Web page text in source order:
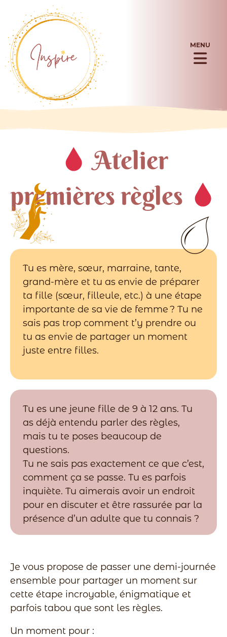
contenu
MENU
Atelier
premières règles
Tu es mère, sœur, marraine, tante,
grand-mère et tu as envie de préparer
ta fille (sœur, filleule, etc.) à une étape
importante de sa vie de femme ? Tu ne
sais pas trop comment t’y prendre ou
tu as envie de partager un moment
juste entre filles.
Tu es une jeune fille de 9 à 12 ans. Tu
as déjà entendu parler des règles,
mais tu te poses beaucoup de
questions.
Tu ne sais pas exactement ce que c’est,
comment ça se passe. Tu es parfois
inquiète. Tu aimerais avoir un endroit
pour en discuter et être rassurée par la
présence d’un adulte que tu connais ?
Je vous propose de passer une demi-journée
ensemble pour partager un moment sur
cette étape incroyable, énigmatique et
parfois tabou que sont les règles.
Un moment pour :